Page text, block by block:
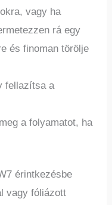
vagy ha
rá egy
és finoman törölje
fellazítsa a
a folyamatot, ha
érintkezésbe
vagy fóliázott